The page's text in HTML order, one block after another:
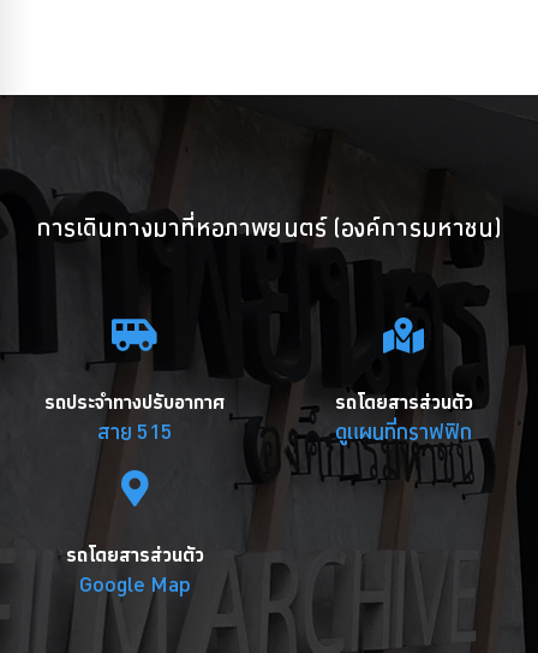
การเดินทางมาที่หอภาพยนตร์ (องค์การมหาชน)
รถประจำทางปรับอากาศ
สาย 515
รถโดยสารส่วนตัว
ดูแผนที่กราฟฟิก
รถโดยสารส่วนตัว
Google Map